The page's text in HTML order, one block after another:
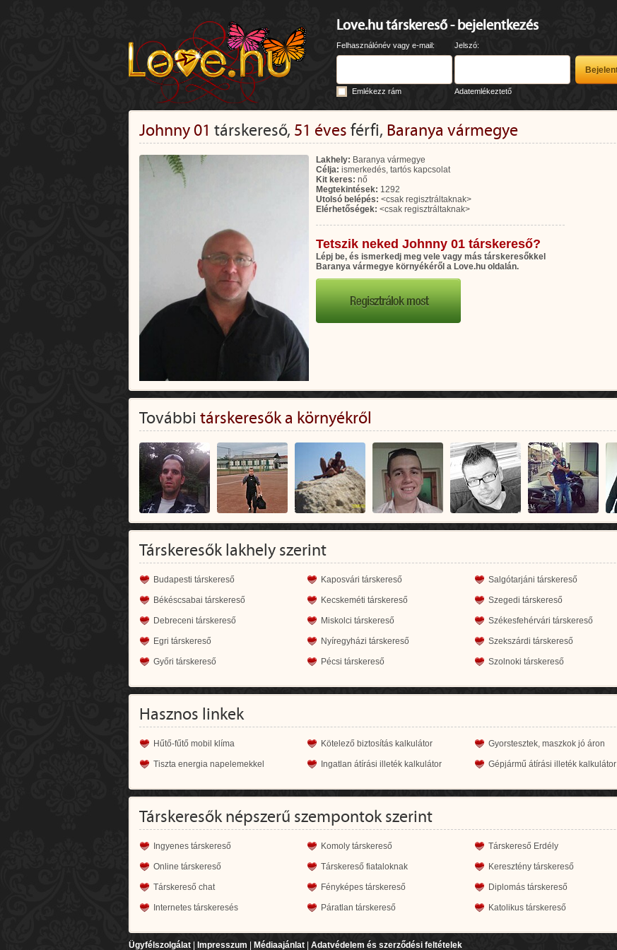
Love.hu társkereső - bejelentkezés
Felhasználónév vagy e-mail: Jelszó:
Emlékezz rám Adatemlékeztető
Johnny 01 társkereső, 51 éves férfi, Baranya vármegye
Lakhely: Baranya vármegye
Célja: ismerkedés, tartós kapcsolat
Kit keres: nő
Megtekintések: 1292
Utolsó belépés: <csak regisztráltaknak>
Elérhetőségek: <csak regisztráltaknak>
Tetszik neked Johnny 01 társkereső?
Lépj be, és ismerkedj meg vele vagy más társkeresőkkel
Baranya vármegye környékéről a Love.hu oldalán.
További társkeresők a környékről
Társkeresők lakhely szerint
Budapesti társkereső Kaposvári társkereső Salgótarjáni társkereső
Békéscsabai társkereső Kecskeméti társkereső Szegedi társkereső
Debreceni társkereső Miskolci társkereső Székesfehérvári társkereső
Egri társkereső Nyíregyházi társkereső Szekszárdi társkereső
Győri társkereső Pécsi társkereső Szolnoki társkereső
Hasznos linkek
Hűtő-fűtő mobil klíma Kötelező biztosítás kalkulátor Gyorstesztek, maszkok jó áron
Tiszta energia napelemekkel Ingatlan átírási illeték kalkulátor Gépjármű átírási illeték kalkulátor
Társkeresők népszerű szempontok szerint
Ingyenes társkereső Komoly társkereső Társkereső Erdély
Online társkereső Társkereső fiataloknak Keresztény társkereső
Társkereső chat Fényképes társkereső Diplomás társkereső
Internetes társkeresés Páratlan társkereső Katolikus társkereső
Ügyfélszolgálat Impresszum Médiaajánlat Adatvédelem és szerződési feltételek